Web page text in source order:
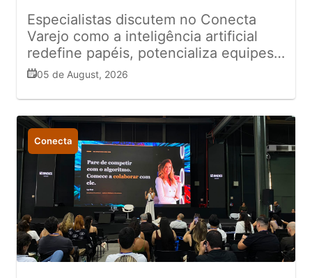
Especialistas discutem no Conecta
Varejo como a inteligência artificial
redefine papéis, potencializa equipes
de campo e transforma a gestão de
05 de August, 2026
Conecta